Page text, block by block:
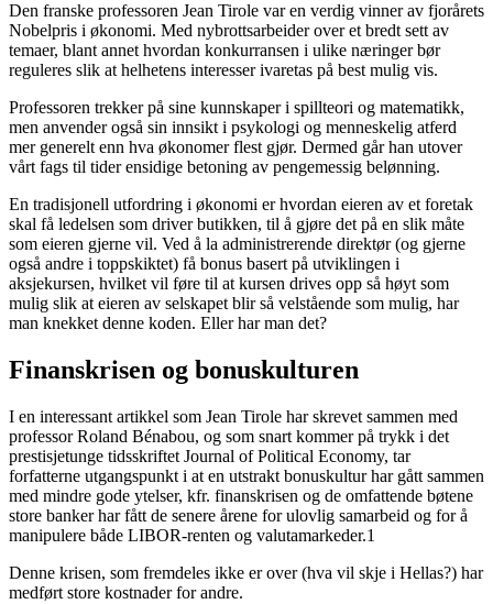
Den franske professoren Jean Tirole var en verdig vinner av fjorårets
Nobelpris i økonomi. Med nybrottsarbeider over et bredt sett av
temaer, blant annet hvordan konkurransen i ulike næringer bør
reguleres slik at helhetens interesser ivaretas på best mulig vis.
Professoren trekker på sine kunnskaper i spillteori og matematikk,
men anvender også sin innsikt i psykologi og menneskelig atferd
mer generelt enn hva økonomer flest gjør. Dermed går han utover
vårt fags til tider ensidige betoning av pengemessig belønning.
En tradisjonell utfordring i økonomi er hvordan eieren av et foretak
skal få ledelsen som driver butikken, til å gjøre det på en slik måte
som eieren gjerne vil. Ved å la administrerende direktør (og gjerne
også andre i toppskiktet) få bonus basert på utviklingen i
aksjekursen, hvilket vil føre til at kursen drives opp så høyt som
mulig slik at eieren av selskapet blir så velstående som mulig, har
man knekket denne koden. Eller har man det?
Finanskrisen og bonuskulturen
I en interessant artikkel som Jean Tirole har skrevet sammen med
professor Roland Bénabou, og som snart kommer på trykk i det
prestisjetunge tidsskriftet Journal of Political Economy, tar
forfatterne utgangspunkt i at en utstrakt bonuskultur har gått sammen
med mindre gode ytelser, kfr. finanskrisen og de omfattende bøtene
store banker har fått de senere årene for ulovlig samarbeid og for å
manipulere både LIBOR-renten og valutamarkeder.1
Denne krisen, som fremdeles ikke er over (hva vil skje i Hellas?) har
medført store kostnader for andre.